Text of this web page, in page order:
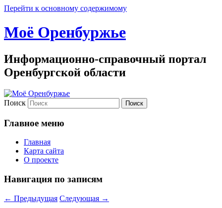
Перейти к основному содержимому
Моё Оренбуржье
Информационно-справочный портал
Оренбургской области
Поиск
Главное меню
Главная
Карта сайта
О проекте
Навигация по записям
← Предыдущая Следующая →